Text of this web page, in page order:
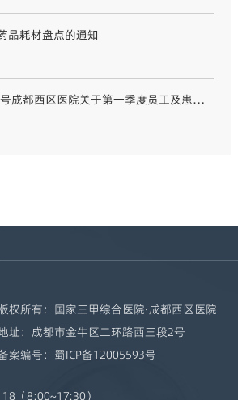
品耗材盘点的通知
成西院发〔2026〕2号成都西区医院关于第一季度员工及患者满意度调查的通知
权所有： 国家三甲综合医院·成都西区医院
址： 成都市金牛区二环路西三段2号
案编号： 蜀ICP备12005593号
（8:00~17:30）